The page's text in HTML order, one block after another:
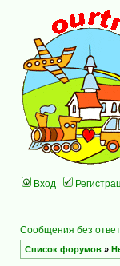
Вход
Сообщения без
Список форумов »